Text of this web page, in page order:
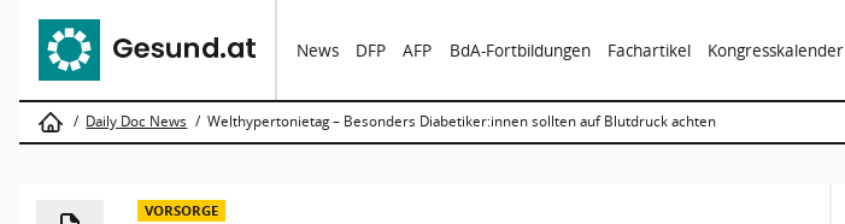
News DFP AFP BdA-Fortbildungen Fachartikel Kongresskalender
Daily Doc News Welthypertonietag – Besonders Diabetiker:innen sollten auf Blutdruck achten
VORSORGE